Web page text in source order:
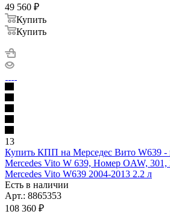
49 560 ₽
Купить
Купить
13
Купить КПП на Мерседес Вито W639 -
Mercedes Vito W 639, Номер OAW, 301,
Mercedes Vito W639 2004-2013 2.2 л
Есть в наличии
Арт.: 8865353
108 360 ₽